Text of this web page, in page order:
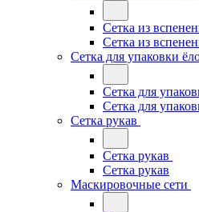
Сетка из
Сетка из
Сетка для упаковки
Сетка для
Сетка для
Сетка рукав
Сетка рукав
Сетка рукав
Маскировочные сети